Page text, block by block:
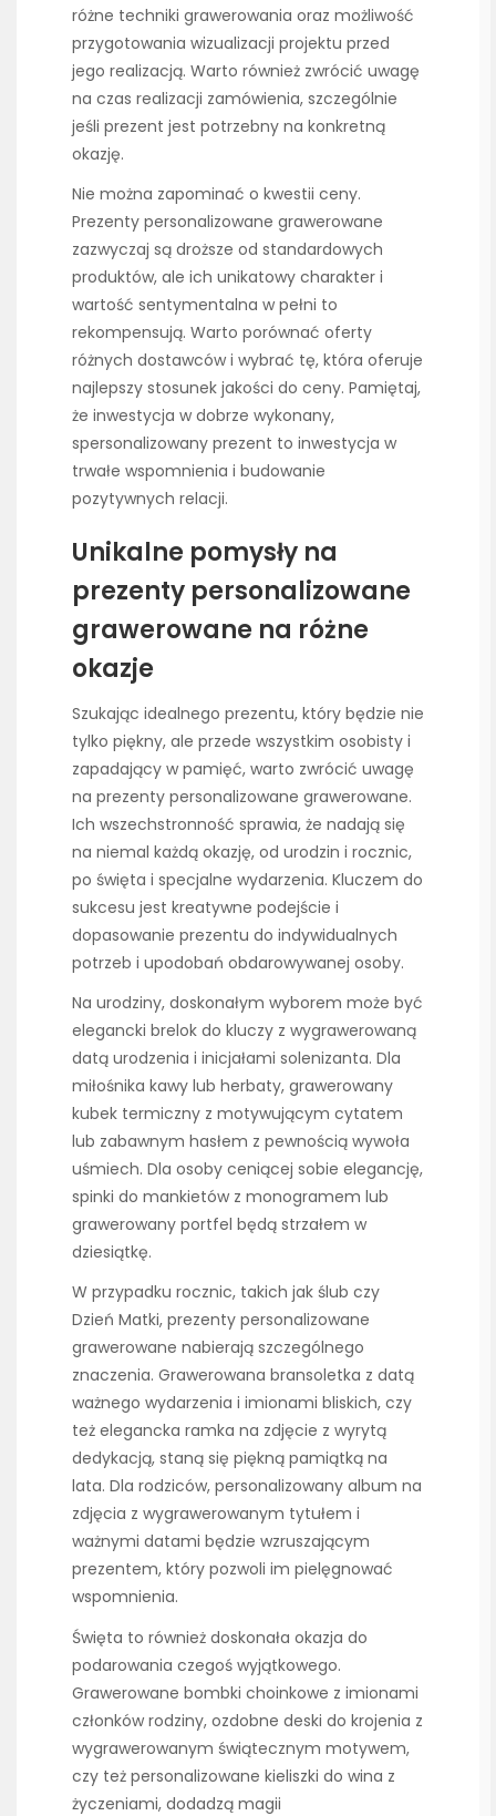
różne techniki grawerowania oraz możliwość
przygotowania wizualizacji projektu przed
jego realizacją. Warto również zwrócić uwagę
na czas realizacji zamówienia, szczególnie
jeśli prezent jest potrzebny na konkretną
okazję.
Nie można zapominać o kwestii ceny.
Prezenty personalizowane grawerowane
zazwyczaj są droższe od standardowych
produktów, ale ich unikatowy charakter i
wartość sentymentalna w pełni to
rekompensują. Warto porównać oferty
różnych dostawców i wybrać tę, która oferuje
najlepszy stosunek jakości do ceny. Pamiętaj,
że inwestycja w dobrze wykonany,
spersonalizowany prezent to inwestycja w
trwałe wspomnienia i budowanie
pozytywnych relacji.
Unikalne pomysły na
prezenty personalizowane
grawerowane na różne
okazje
Szukając idealnego prezentu, który będzie nie
tylko piękny, ale przede wszystkim osobisty i
zapadający w pamięć, warto zwrócić uwagę
na prezenty personalizowane grawerowane.
Ich wszechstronność sprawia, że nadają się
na niemal każdą okazję, od urodzin i rocznic,
po święta i specjalne wydarzenia. Kluczem do
sukcesu jest kreatywne podejście i
dopasowanie prezentu do indywidualnych
potrzeb i upodobań obdarowywanej osoby.
Na urodziny, doskonałym wyborem może być
elegancki brelok do kluczy z wygrawerowaną
datą urodzenia i inicjałami solenizanta. Dla
miłośnika kawy lub herbaty, grawerowany
kubek termiczny z motywującym cytatem
lub zabawnym hasłem z pewnością wywoła
uśmiech. Dla osoby ceniącej sobie elegancję,
spinki do mankietów z monogramem lub
grawerowany portfel będą strzałem w
dziesiątkę.
W przypadku rocznic, takich jak ślub czy
Dzień Matki, prezenty personalizowane
grawerowane nabierają szczególnego
znaczenia. Grawerowana bransoletka z datą
ważnego wydarzenia i imionami bliskich, czy
też elegancka ramka na zdjęcie z wyrytą
dedykacją, staną się piękną pamiątką na
lata. Dla rodziców, personalizowany album na
zdjęcia z wygrawerowanym tytułem i
ważnymi datami będzie wzruszającym
prezentem, który pozwoli im pielęgnować
wspomnienia.
Święta to również doskonała okazja do
podarowania czegoś wyjątkowego.
Grawerowane bombki choinkowe z imionami
członków rodziny, ozdobne deski do krojenia z
wygrawerowanym świątecznym motywem,
czy też personalizowane kieliszki do wina z
życzeniami, dodadzą magii